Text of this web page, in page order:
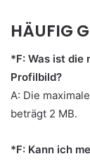
HÄUFIG
*F: Was ist die
Profilbild?
A: Die
beträgt 2 MB.
*F: Kann ich